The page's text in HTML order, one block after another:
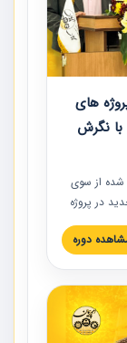
های
نگرش
شده از سوی
در پروژه
قراردادی
ارائه شد.
دوره